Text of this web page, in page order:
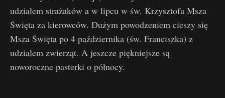
udziałem strażaków a w lipcu w św. Krzysztofa Msza
Święta za kierowców. Dużym powodzeniem cieszy się
Msza Święta po 4 października (św. Franciszka) z
udziałem zwierząt. A jeszcze piękniejsze są
noworoczne pasterki o północy.